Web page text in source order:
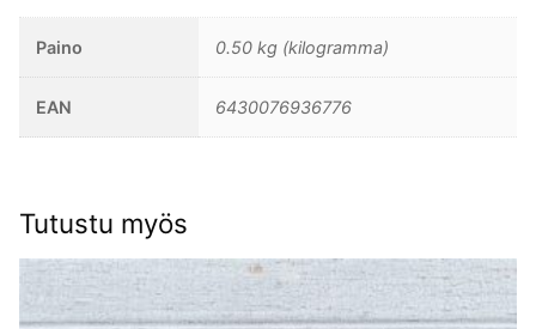
Paino 0.50 kg (kilogramma)
EAN 6430076936776
Tutustu myös